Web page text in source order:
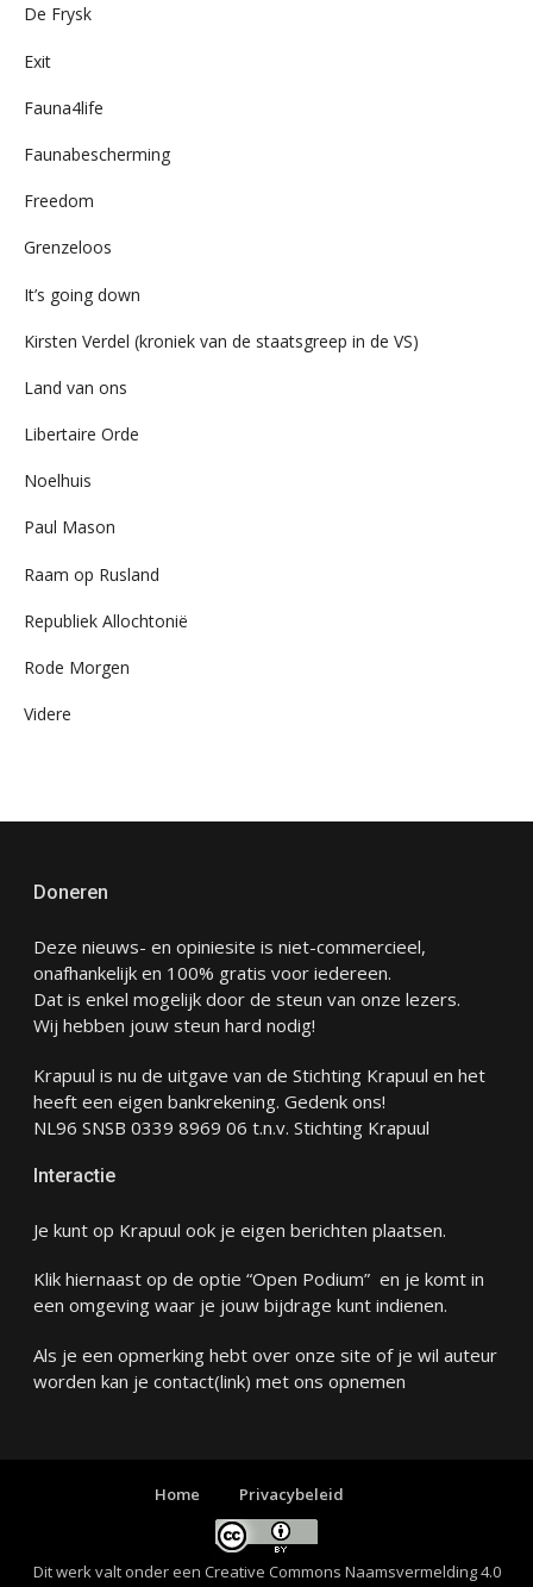
De Frysk
Exit
Fauna4life
Faunabescherming
Freedom
Grenzeloos
It’s going down
Kirsten Verdel (kroniek van de staatsgreep in de VS)
Land van ons
Libertaire Orde
Noelhuis
Paul Mason
Raam op Rusland
Republiek Allochtonië
Rode Morgen
Videre
Doneren
Deze nieuws- en opiniesite is niet-commercieel,
onafhankelijk en 100% gratis voor iedereen.
Dat is enkel mogelijk door de steun van onze lezers.
Wij hebben jouw steun hard nodig!
Krapuul is nu de uitgave van de Stichting Krapuul en het
heeft een eigen bankrekening. Gedenk ons!
NL96 SNSB 0339 8969 06 t.n.v. Stichting Krapuul
Interactie
Je kunt op Krapuul ook je eigen berichten plaatsen.
Klik hiernaast op de optie “Open Podium” en je komt in
een omgeving waar je jouw bijdrage kunt indienen.
Als je een opmerking hebt over onze site of je wil auteur
worden kan je contact(link) met ons opnemen
Home Privacybeleid
Dit werk valt onder een Creative Commons Naamsvermelding 4.0